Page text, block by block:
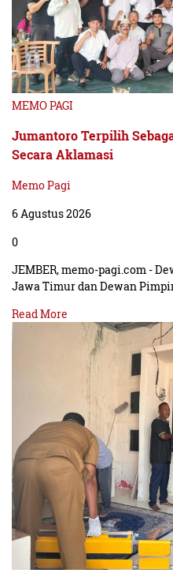
MEMO PAGI
Jumantoro Terpilih
Secara Aklamasi
Memo Pagi
6 Agustus 2026
0
JEMBER, memo-pagi.com -
Jawa Timur dan Dewan
Read More